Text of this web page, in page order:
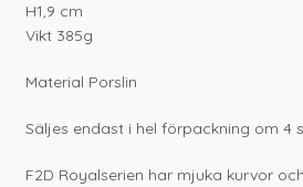
H1,9 cm
Vikt 385g
Material Porslin
Säljes endast i hel förpackning om 4
F2D Royalserien har mjuka kurvor